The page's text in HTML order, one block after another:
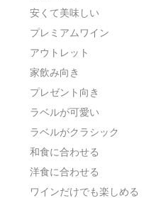
安くて美味しい
プレミアムワイン
アウトレット
家飲み向き
プレゼント向き
ラベルが可愛い
ラベルがクラシック
和食に合わせる
洋食に合わせる
ワインだけでも楽しめる